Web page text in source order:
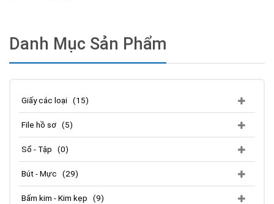
Danh Mục Sản Phẩm
Giấy các loại (15)
File hồ sơ (5)
Sổ - Tập (0)
Bút - Mực (29)
Bấm kim - Kim kẹp (9)